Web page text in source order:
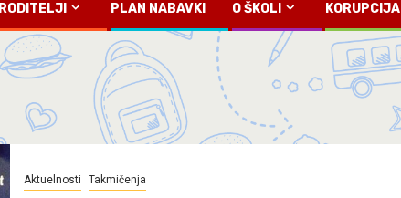
RODITELJI PLAN NABAVKI O ŠKOLI KORUPCIJA
Aktuelnosti Takmičenja